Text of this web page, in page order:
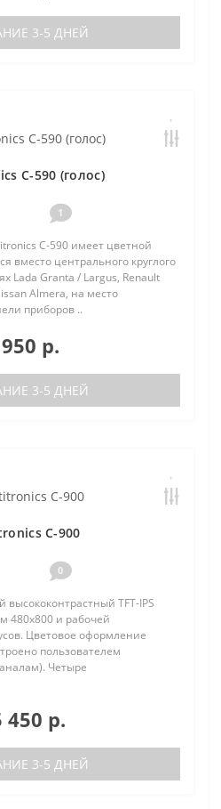
3-5 ДНЕЙ
C-590 (голос)
1
C-590 имеет цветной
вместо центрального круглого
Lada Granta / Largus, Renault
Almera, на место
приборов ..
р.
3-5 ДНЕЙ
C-900
0
TFT-IPS
480х800 и рабочей
Цветовое оформление
пользователем
Четыре
450 р.
3-5 ДНЕЙ